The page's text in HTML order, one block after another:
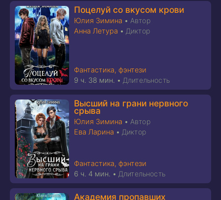
Поцелуй со вкусом крови
Юлия Зимина • Автор
Анна Летура • Диктор
Фантастика, фэнтези
9 ч. 38 мин. • Длительность
Высший на грани нервного
срыва
Юлия Зимина • Автор
Ева Ларина • Диктор
Фантастика, фэнтези
6 ч. 4 мин. • Длительность
Академия пропавших